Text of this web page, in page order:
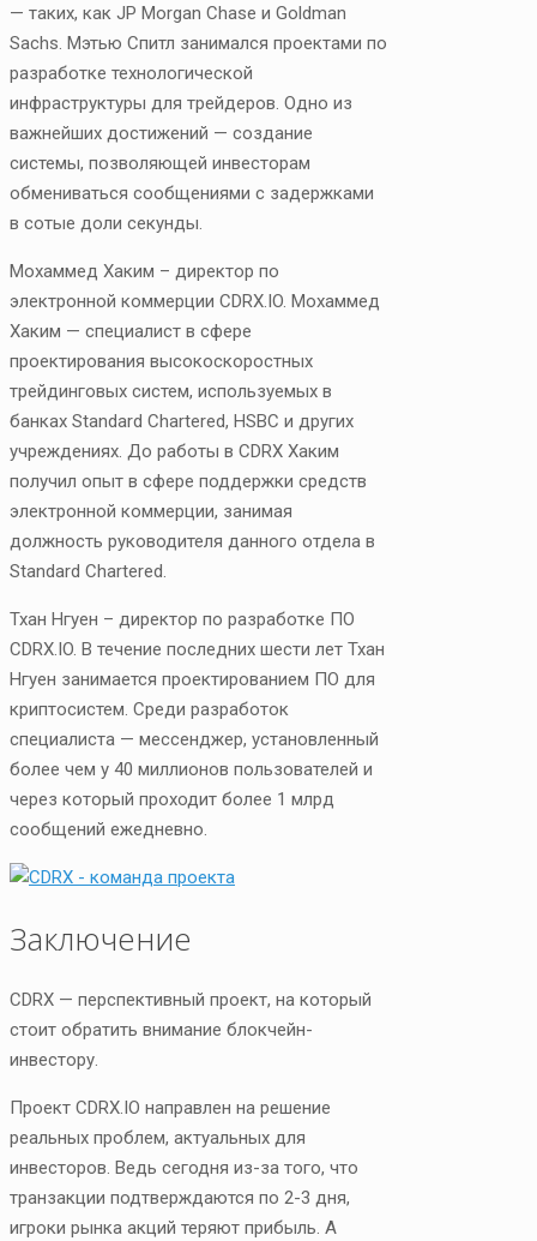
— таких, как JP Morgan Chase и Goldman
Sachs. Мэтью Спитл занимался проектами по
разработке технологической
инфраструктуры для трейдеров. Одно из
важнейших достижений — создание
системы, позволяющей инвесторам
обмениваться сообщениями с задержками
в сотые доли секунды.
Мохаммед Хаким – директор по
электронной коммерции CDRX.IO. Мохаммед
Хаким — специалист в сфере
проектирования высокоскоростных
трейдинговых систем, используемых в
банках Standard Chartered, HSBC и других
учреждениях. До работы в CDRX Хаким
получил опыт в сфере поддержки средств
электронной коммерции, занимая
должность руководителя данного отдела в
Standard Chartered.
Тхан Нгуен – директор по разработке ПО
CDRX.IO. В течение последних шести лет Тхан
Нгуен занимается проектированием ПО для
криптосистем. Среди разработок
специалиста — мессенджер, установленный
более чем у 40 миллионов пользователей и
через который проходит более 1 млрд
сообщений ежедневно.
Заключение
CDRX — перспективный проект, на который
стоит обратить внимание блокчейн-
инвестору.
Проект CDRX.IO направлен на решение
реальных проблем, актуальных для
инвесторов. Ведь сегодня из-за того, что
транзакции подтверждаются по 2-3 дня,
игроки рынка акций теряют прибыль. А